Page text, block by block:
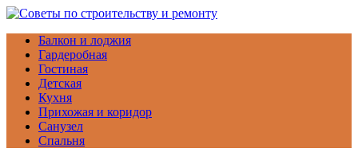
Балкон и лоджия
Гардеробная
Гостиная
Детская
Кухня
Прихожая и коридор
Санузел
Спальня